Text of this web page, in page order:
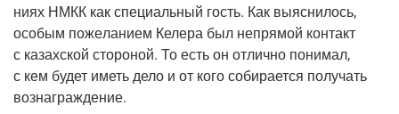
ни­ях НМКК как спе­ци­аль­ный гость. Как выяс­ни­лось,
осо­бым поже­ла­ни­ем Келе­ра был непря­мой кон­такт
с казах­ской сто­ро­ной. То есть он отлич­но пони­мал,
с кем будет иметь дело и от кого соби­ра­ет­ся полу­чать
вознаграждение.